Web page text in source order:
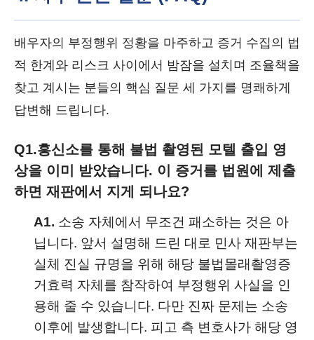
배우자의 부정행위 정황을 마주하고 증거 수집의 법
적 한계와 리스크 사이에서 밤잠을 설치며 조율책을
찾고 계시는 분들의 핵심 질문 세 가지를 명쾌하게
답변해 드립니다.
Q1.흥신소를 통해 불법 촬영된 모텔 출입 영
상을 이미 받았습니다. 이 증거를 법원에 제출
하면 재판에서 지게 되나요?
A1. 소송 자체에서 무조건 패소하는 것은 아
닙니다. 앞서 설명해 드린 대로 민사 재판부는
실체 진실 규명을 위해 해당 불법몰래촬영증
거효력 자체를 참작하여 부정행위 사실을 인
용해 줄 수 있습니다. 다만 진짜 문제는 소송
이후에 발생합니다. 피고 측 변호사가 해당 영